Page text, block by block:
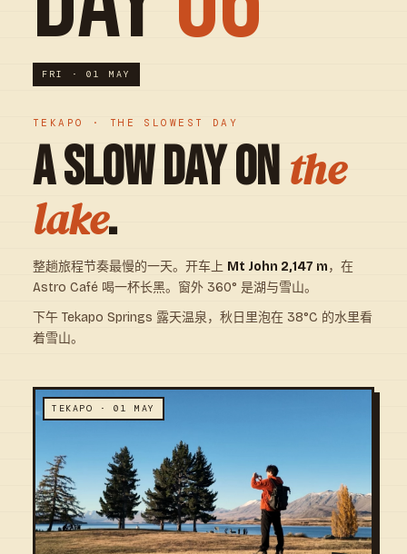
FRI · 01 MAY
TEKAPO · THE SLOWEST DAY
A SLOW DAY ONthe
lake.
整趟旅程节奏最慢的一天。开车上 Mt John 2,147 m，在
Astro Café 喝一杯长黑。窗外 360° 是湖与雪山。
下午 Tekapo Springs 露天温泉，秋日里泡在 38°C 的水里看
着雪山。
TEKAPO · 01 MAY